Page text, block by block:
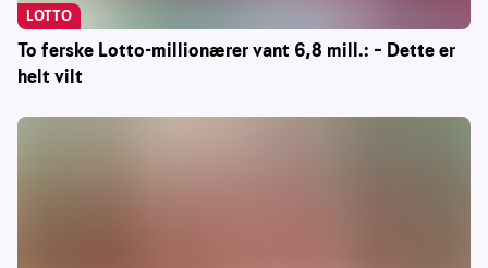
To ferske Lotto-millionærer vant 6,8 mill.: – Dette er
helt vilt
LOTTO